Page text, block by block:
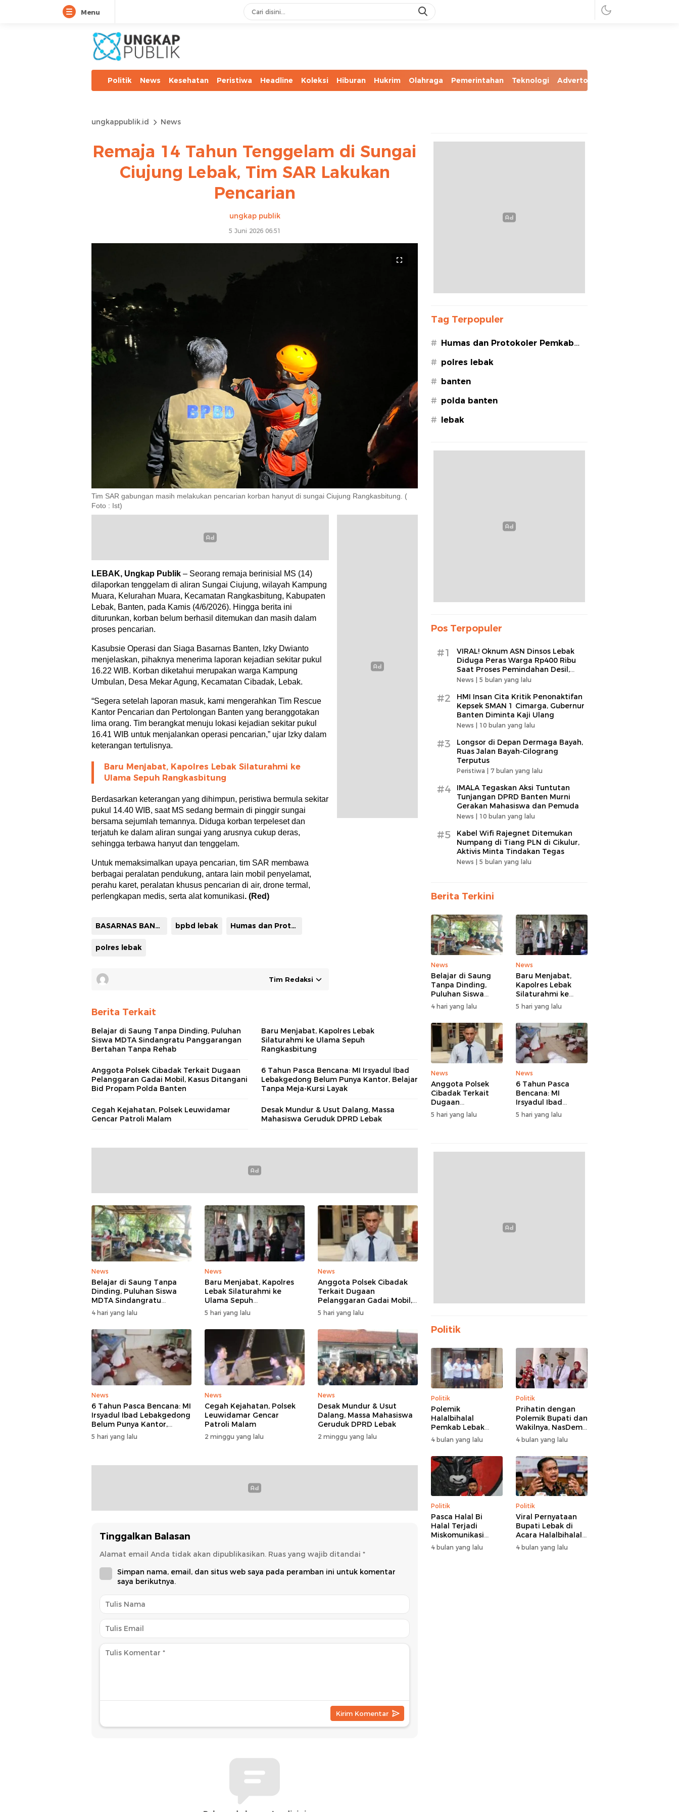
Menu
Politik News Kesehatan Peristiwa Headline Koleksi Hiburan Hukrim Olahraga Pemerintahan Teknologi Advertorial
ungkappublik.id News
Remaja 14 Tahun Tenggelam di Sungai
Ciujung Lebak, Tim SAR Lakukan
Pencarian
ungkap publik
5 Juni 2026 06:51
Tim SAR gabungan masih melakukan pencarian korban hanyut di sungai Ciujung Rangkasbitung. (
Foto : Ist)
LEBAK, Ungkap Publik – Seorang remaja berinisial MS (14)
dilaporkan tenggelam di aliran Sungai Ciujung, wilayah Kampung
Muara, Kelurahan Muara, Kecamatan Rangkasbitung, Kabupaten
Lebak, Banten, pada Kamis (4/6/2026). Hingga berita ini
diturunkan, korban belum berhasil ditemukan dan masih dalam
proses pencarian.
Kasubsie Operasi dan Siaga Basarnas Banten, Izky Dwianto
menjelaskan, pihaknya menerima laporan kejadian sekitar pukul
16.22 WIB. Korban diketahui merupakan warga Kampung
Umbulan, Desa Mekar Agung, Kecamatan Cibadak, Lebak.
“Segera setelah laporan masuk, kami mengerahkan Tim Rescue
Kantor Pencarian dan Pertolongan Banten yang beranggotakan
lima orang. Tim berangkat menuju lokasi kejadian sekitar pukul
16.41 WIB untuk menjalankan operasi pencarian,” ujar Izky dalam
keterangan tertulisnya.
Baru Menjabat, Kapolres Lebak Silaturahmi ke
Ulama Sepuh Rangkasbitung
Berdasarkan keterangan yang dihimpun, peristiwa bermula sekitar
pukul 14.40 WIB, saat MS sedang bermain di pinggir sungai
bersama sejumlah temannya. Diduga korban terpeleset dan
terjatuh ke dalam aliran sungai yang arusnya cukup deras,
sehingga terbawa hanyut dan tenggelam.
Untuk memaksimalkan upaya pencarian, tim SAR membawa
berbagai peralatan pendukung, antara lain mobil penyelamat,
perahu karet, peralatan khusus pencarian di air, drone termal,
perlengkapan medis, serta alat komunikasi. (Red)
BASARNAS BANTEN bpbd lebak Humas dan Protokoler Pemkab Lebak
polres lebak
Tim Redaksi
Berita Terkait
Belajar di Saung Tanpa Dinding, Puluhan
Siswa MDTA Sindangratu Panggarangan
Bertahan Tanpa Rehab
Baru Menjabat, Kapolres Lebak
Silaturahmi ke Ulama Sepuh
Rangkasbitung
Anggota Polsek Cibadak Terkait Dugaan
Pelanggaran Gadai Mobil, Kasus Ditangani
Bid Propam Polda Banten
6 Tahun Pasca Bencana: MI Irsyadul Ibad
Lebakgedong Belum Punya Kantor, Belajar
Tanpa Meja-Kursi Layak
Cegah Kejahatan, Polsek Leuwidamar
Gencar Patroli Malam
Desak Mundur & Usut Dalang, Massa
Mahasiswa Geruduk DPRD Lebak
News
Belajar di Saung Tanpa
Dinding, Puluhan Siswa
MDTA Sindangratu
Panggarangan Bertahan
Tanpa Rehab
4 hari yang lalu
News
Baru Menjabat, Kapolres
Lebak Silaturahmi ke
Ulama Sepuh
Rangkasbitung
5 hari yang lalu
News
Anggota Polsek Cibadak
Terkait Dugaan
Pelanggaran Gadai Mobil,
Kasus Ditangani Bid
Propam Polda Banten
5 hari yang lalu
News
6 Tahun Pasca Bencana: MI
Irsyadul Ibad Lebakgedong
Belum Punya Kantor,
Belajar Tanpa Meja-Kursi
Layak
5 hari yang lalu
News
Cegah Kejahatan, Polsek
Leuwidamar Gencar
Patroli Malam
2 minggu yang lalu
News
Desak Mundur & Usut
Dalang, Massa Mahasiswa
Geruduk DPRD Lebak
2 minggu yang lalu
Tinggalkan Balasan
Alamat email Anda tidak akan dipublikasikan. Ruas yang wajib ditandai *
Simpan nama, email, dan situs web saya pada peramban ini untuk komentar
saya berikutnya.
Tag Terpopuler
# Humas dan Protokoler Pemkab
# polres lebak
# banten
# polda banten
# lebak
Pos Terpopuler
#1
VIRAL! Oknum ASN Dinsos Lebak
Diduga Peras Warga Rp400 Ribu
Saat Proses Pemindahan Desil,
Kades Minta Dipecat
News | 5 bulan yang lalu
#2
HMI Insan Cita Kritik Penonaktifan
Kepsek SMAN 1 Cimarga, Gubernur
Banten Diminta Kaji Ulang
News | 10 bulan yang lalu
#3
Longsor di Depan Dermaga Bayah,
Ruas Jalan Bayah-Cilograng
Terputus
Peristiwa | 7 bulan yang lalu
#4
IMALA Tegaskan Aksi Tuntutan
Tunjangan DPRD Banten Murni
Gerakan Mahasiswa dan Pemuda
News | 10 bulan yang lalu
#5
Kabel Wifi Rajegnet Ditemukan
Numpang di Tiang PLN di Cikulur,
Aktivis Minta Tindakan Tegas
News | 5 bulan yang lalu
Berita Terkini
News
Belajar di Saung
Tanpa Dinding,
Puluhan Siswa
MDTA Sindangratu
Panggarangan
Bertahan Tanpa
Rehab
4 hari yang lalu
News
Baru Menjabat,
Kapolres Lebak
Silaturahmi ke
Ulama Sepuh
Rangkasbitung
5 hari yang lalu
News
Anggota Polsek
Cibadak Terkait
Dugaan
Pelanggaran Gadai
Mobil, Kasus
5 hari yang lalu
News
6 Tahun Pasca
Bencana: MI
Irsyadul Ibad
Lebakgedong
Belum Punya
5 hari yang lalu
Politik
Politik
Polemik
Halalbihalal
Pemkab Lebak
Berakhir Damai,
Bupati Hasbi
Sambangi
Kediaman Wabup
Amir Hamzah
4 bulan yang lalu
Politik
Prihatin dengan
Polemik Bupati dan
Wakilnya, NasDem
Lebak Minta Saling
Introspeksi
4 bulan yang lalu
Politik
Pasca Halal Bi
Halal Terjadi
Miskomunikasi
Bupati-Wakil
Bupati Lebak, DPC
4 bulan yang lalu
Politik
Viral Pernyataan
Bupati Lebak di
Acara Halalbihalal,
Tokoh Pemuda
Minta Bersatu
4 bulan yang lalu